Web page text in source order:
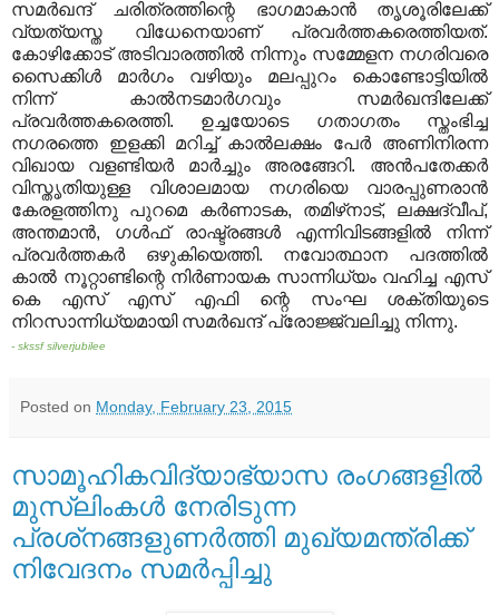
സമര്‍ഖന്ദ് ചരിത്രത്തിന്റെ ഭാഗമാകാന്‍ തൃശൂരിലേക്ക്
വ്യത്യസ്ത വിധേനെയാണ് പ്രവര്‍ത്തകരെത്തിയത്.
കോഴിക്കോട് അടിവാരത്തില്‍ നിന്നും സമ്മേളന നഗരിവരെ
സൈക്കിള്‍ മാര്‍ഗം വഴിയും മലപ്പുറം കൊണ്ടോട്ടിയില്‍
നിന്ന് കാല്‍നടമാര്‍ഗവും സമര്‍ഖന്ദിലേക്ക്
പ്രവര്‍ത്തകരെത്തി. ഉച്ചയോടെ ഗതാഗതം സ്തംഭിച്ച
നഗരത്തെ ഇളക്കി മറിച്ച് കാല്‍ലക്ഷം പേര്‍ അണിനിരന്ന
വിഖായ വളണ്ടിയര്‍ മാര്‍ച്ചും അരങ്ങേറി. അന്‍പതേക്കര്‍
വിസ്തൃതിയുള്ള വിശാലമായ നഗരിയെ വാരപ്പുണരാന്‍
കേരളത്തിനു പുറമെ കര്‍ണാടക, തമിഴ്‌നാട്, ലക്ഷദ്വീപ്,
അന്തമാന്‍, ഗള്‍ഫ് രാഷ്ട്രങ്ങള്‍ എന്നിവിടങ്ങളില്‍ നിന്ന്
പ്രവര്‍ത്തകര്‍ ഒഴുകിയെത്തി. നവോത്ഥാന പദത്തില്‍
കാല്‍ നൂറ്റാണ്ടിന്റെ നിര്‍ണായക സാന്നിധ്യം വഹിച്ച എസ്
കെ എസ് എസ് എഫി ന്റെ സംഘ ശക്തിയുടെ
നിറസാന്നിധ്യമായി സമര്‍ഖന്ദ് പ്രോജ്ജ്വലിച്ചു നിന്നു.
- skssf silverjubilee
Posted on Monday, February 23, 2015
സാമൂഹികവിദ്യാഭ്യാസ രംഗങ്ങളില്‍
മുസ്‌ലിംകള്‍ നേരിടുന്ന
പ്രശ്‌നങ്ങളുണര്‍ത്തി മുഖ്യമന്ത്രിക്ക്
നിവേദനം സമര്‍പ്പിച്ചു